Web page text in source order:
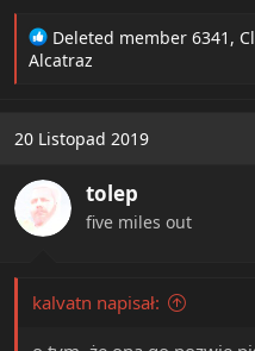
R
e
i
n
s
:
Deleted member 6341 ,
Alcatraz
20 Listopad 2019
tolep
five miles out
kalvatn napisał: